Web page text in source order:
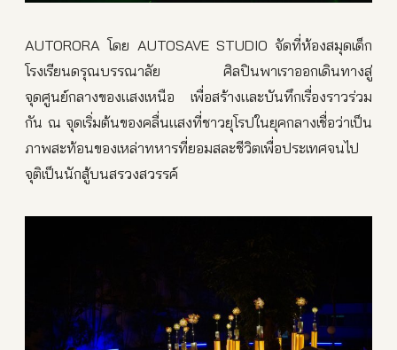
AUTORORA โดย AUTOSAVE STUDIO จัดที่ห้องสมุดเด็ก
โรงเรียนดรุณบรรณาลัย ศิลปินพาเราออกเดินทางสู่
จุดศูนย์กลางของแสงเหนือ เพื่อสร้างและบันทึกเรื่องราวร่วม
กัน ณ จุดเริ่มต้นของคลื่นแสงที่ชาวยุโรปในยุคกลางเชื่อว่าเป็น
ภาพสะท้อนของเหล่าทหารที่ยอมสละชีวิตเพื่อประเทศจนไป
จุติเป็นนักสู้บนสรวงสวรรค์